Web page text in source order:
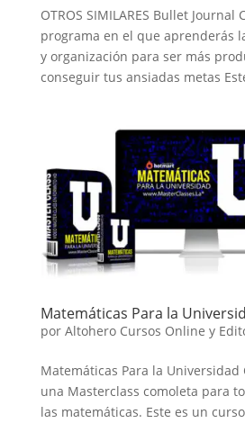
OTROS SIMILARES Bullet
programa en el que aprenderás
y organización para ser más
conseguir tus ansiadas metas
Matemáticas Para la
por Altohero Cursos Online y
Matemáticas Para la Universidad
una Masterclass comoleta para
las matemáticas. Este es un